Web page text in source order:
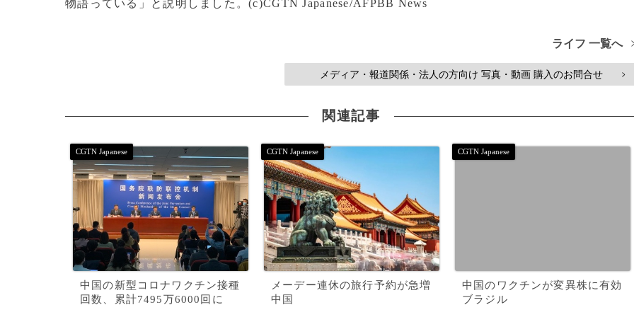
物語っている」と説明しました。(c)CGTN Japanese/AFPBB News
ライフ 一覧へ
メディア・報道関係・法人の方向け 写真・動画 購入のお問合せ >
関連記事
中国の新型コロナワクチン接種
回数、累計7495万6000回に
メーデー連休の旅行予約が急増
中国
中国のワクチンが変異株に有効
ブラジル